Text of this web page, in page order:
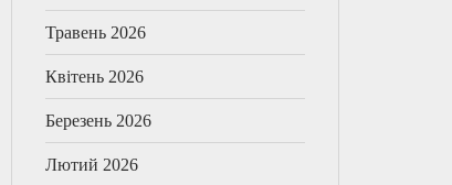
Травень 2026
Квітень 2026
Березень 2026
Лютий 2026